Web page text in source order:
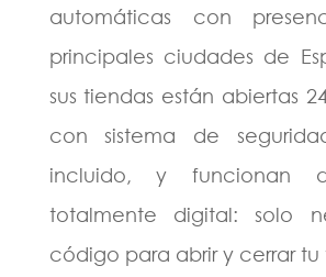
automáticas con
principales ciudades de
sus tiendas están abiertas
con sistema de
incluido, y funcionan
totalmente digital: solo
código para abrir y cerrar tu